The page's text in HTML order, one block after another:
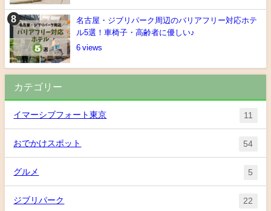
名古屋・ジブリパーク周辺のバリアフリー対応ホテ
ル5選！車椅子・高齢者に優しい♪
6
カテゴリー
イマーシブフォート東京 11
おでかけスポット 54
グルメ 5
ジブリパーク 22